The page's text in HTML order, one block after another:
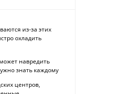
из-за этих
охладить
навредить
знать каждому
центров,